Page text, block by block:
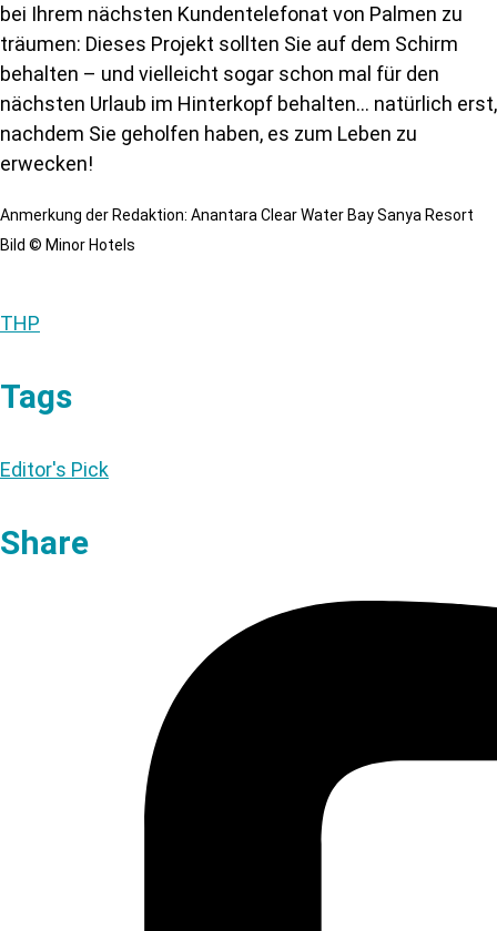
bei Ihrem nächsten Kundentelefonat von Palmen zu
träumen: Dieses Projekt sollten Sie auf dem Schirm
behalten – und vielleicht sogar schon mal für den
nächsten Urlaub im Hinterkopf behalten... natürlich erst,
nachdem Sie geholfen haben, es zum Leben zu
erwecken!
Anmerkung der Redaktion: Anantara Clear Water Bay Sanya Resort
Bild © Minor Hotels
THP
Tags
Editor's Pick
Share